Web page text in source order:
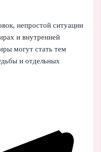
непростой ситуации
и внутренней
могут стать тем
и отдельных